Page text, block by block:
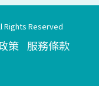
Rights Reserved
策 服務條款